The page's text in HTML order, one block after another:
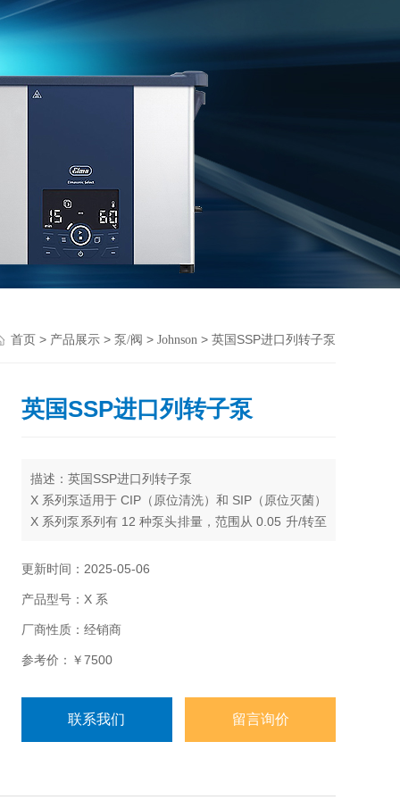
首页 > 产品展示 > 泵/阀 > Johnson > 英国SSP进口列转子泵
英国SSP进口列转子泵
描述：英国SSP进口列转子泵
X 系列泵适用于 CIP（原位清洗）和 SIP（原位灭菌）
X 系列泵系列有 12 种泵头排量，范围从 0.05 升/转至
流量高达 115 立方米/小时压差高达 15 bar端口尺寸
更新时间：2025-05-06
产品型号：X 系
厂商性质：经销商
参考价：￥7500
联系我们 留言询价